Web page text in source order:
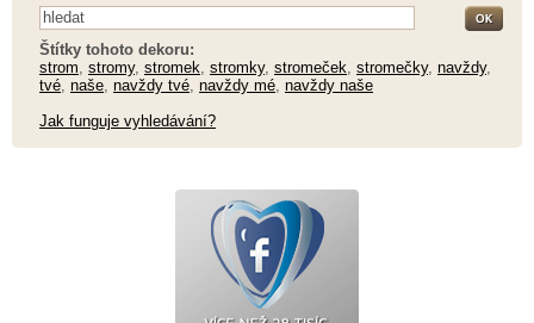
Štítky tohoto dekoru:
strom stromy, stromek stromky, stromeček stromečky, navždy,
tvé naše navždy tvé navždy mé navždy naše
Jak funguje vyhledávání?